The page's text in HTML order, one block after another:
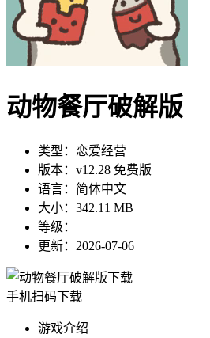
动物餐厅破解版
类型： 恋爱经营
版本： v12.28 免费版
语言： 简体中文
大小： 342.11 MB
等级：
更新： 2026-07-06
手机扫码下载
游戏介绍